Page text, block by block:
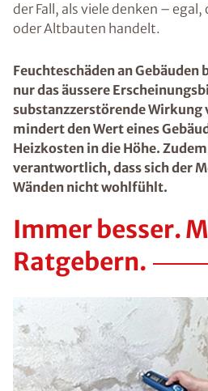
der Fall, als viele denken –
oder Altbauten handelt.
Feuchteschäden an
nur das äussere
substanzzerstörende Wirkung
mindert den Wert eines
Heizkosten in die Höhe.
verantwortlich, dass sich der
Wänden nicht wohlfühlt.
Immer besser.
Ratgebern.